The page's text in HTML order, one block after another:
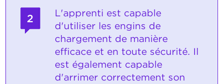
2
L'apprenti est capable
d'utiliser les engins de
chargement de manière
efficace et en toute sécurité. Il
est également capable
d'arrimer correctement son